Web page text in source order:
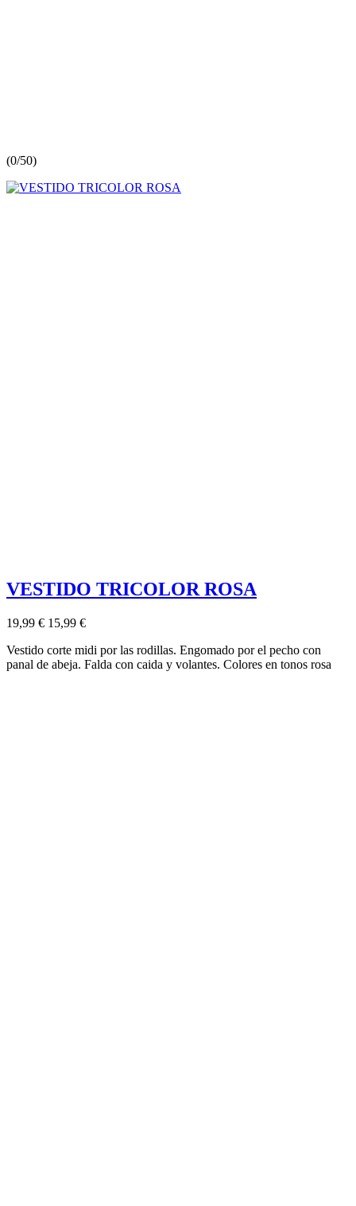
(0/50)
VESTIDO TRICOLOR ROSA
19,99 € 15,99 €
Vestido corte midi por las rodillas. Engomado por el pecho con
panal de abeja. Falda con caida y volantes. Colores en tonos rosa